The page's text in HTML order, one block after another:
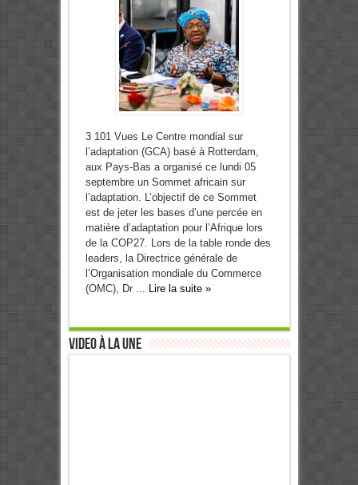
3 101 Vues Le Centre mondial sur
l’adaptation (GCA) basé à Rotterdam,
aux Pays-Bas a organisé ce lundi 05
septembre un Sommet africain sur
l’adaptation. L’objectif de ce Sommet
est de jeter les bases d’une percée en
matière d’adaptation pour l’Afrique lors
de la COP27. Lors de la table ronde des
leaders, la Directrice générale de
l’Organisation mondiale du Commerce
(OMC), Dr ... Lire la suite »
Video à la Une